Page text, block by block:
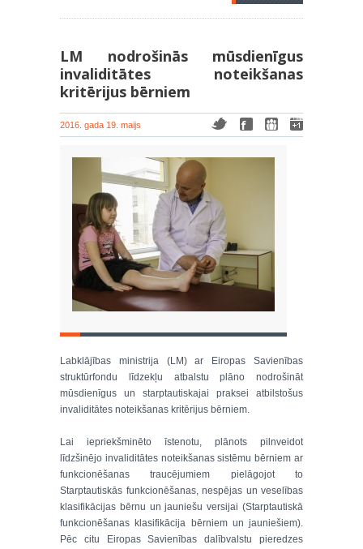
LM nodrošinās mūsdienīgus
invaliditātes noteikšanas
kritērijus bērniem
2016. gada 19. maijs
Labklājības ministrija (LM) ar Eiropas Savienības
struktūrfondu līdzekļu atbalstu plāno nodrošināt
mūsdienīgus un starptautiskajai praksei atbilstošus
invaliditātes noteikšanas kritērijus bērniem.
Lai iepriekšminēto īstenotu, plānots pilnveidot
līdzšinējo invaliditātes noteikšanas sistēmu bērniem ar
funkcionēšanas traucējumiem pielāgojot to
Starptautiskās funkcionēšanas, nespējas un veselības
klasifikācijas bērnu un jauniešu versijai (Starptautiskā
funkcionēšanas klasifikācija bērniem un jauniešiem).
Pēc citu Eiropas Savienības dalībvalstu pieredzes